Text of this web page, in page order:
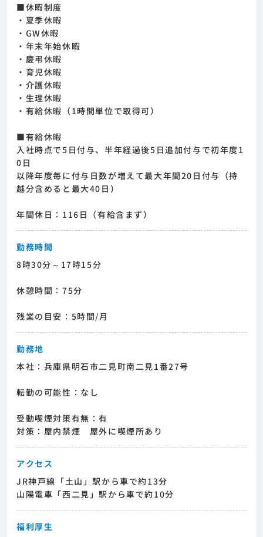
■休暇制度
・夏季休暇
・GW休暇
・年末年始休暇
・慶弔休暇
・育児休暇
・介護休暇
・生理休暇
・有給休暇（1時間単位で取得可）
■有給休暇
入社時点で5日付与、半年経過後5日追加付与で初年度1
0日
以降年度毎に付与日数が増えて最大年間20日付与（持
越分含めると最大40日）
年間休日：116日（有給含まず）
勤務時間
8時30分～17時15分
休憩時間：75分
残業の目安：5時間/月
勤務地
本社：兵庫県明石市二見町南二見1番27号
転勤の可能性：なし
受動喫煙対策有無：有
対策：屋内禁煙 屋外に喫煙所あり
アクセス
JR神戸線「土山」駅から車で約13分
山陽電車「西二見」駅から車で約10分
福利厚生